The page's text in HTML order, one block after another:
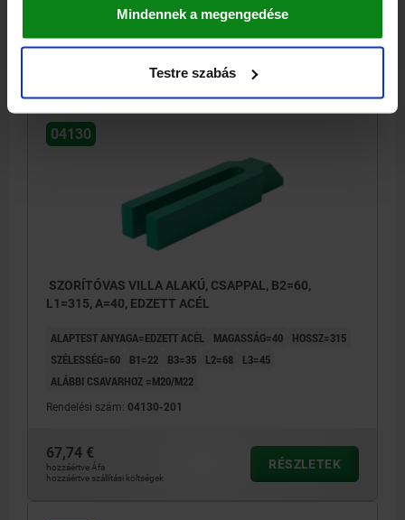
Mindennek a megengedése
Testre szabás
Rendelési szám:04130-20
53,20 €
hozzáértve szállítási költségek
04130
SZORÍTÓVAS VILLA ALAKÚ, CSAPPAL, B2=60,
L1=315, A=40, EDZETT ACÉL
ALAPTEST ANYAGA=EDZETT ACÉL MAGASSÁG=40
HOSSZ=315
SZÉLESSÉG=60
B1=22 B3=35 L2=68
L3=45
ALÁBBI CSAVARHOZ =M20/M22
Rendelési szám: 04130-201
67,74 €
hozzáértve Áfa
hozzáértve szállítási költségek
RÉSZLETEK